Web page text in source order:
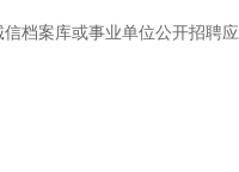
档案库或事业单位公开招聘